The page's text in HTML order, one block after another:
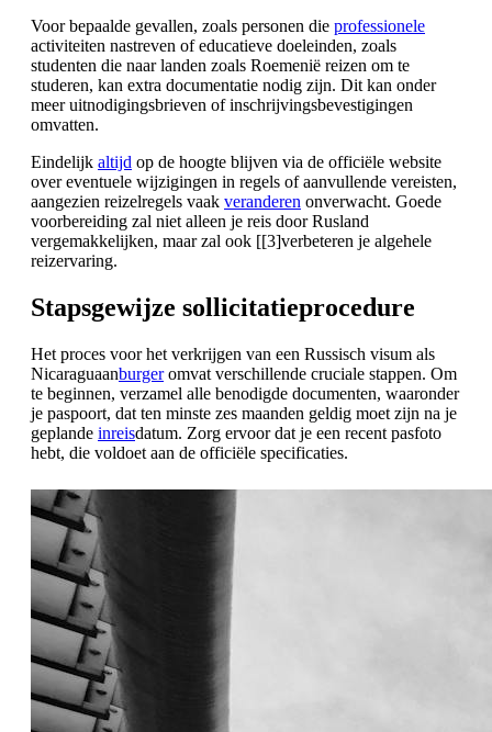
Voor bepaalde gevallen, zoals personen die professionele
activiteiten nastreven of educatieve doeleinden, zoals
studenten die naar landen zoals Roemenië reizen om te
studeren, kan extra documentatie nodig zijn. Dit kan onder
meer uitnodigingsbrieven of inschrijvingsbevestigingen
omvatten.
Eindelijk altijd op de hoogte blijven via de officiële website
over eventuele wijzigingen in regels of aanvullende vereisten,
aangezien reizelregels vaak veranderen onverwacht. Goede
voorbereiding zal niet alleen je reis door Rusland
vergemakkelijken, maar zal ook [[3]verbeteren je algehele
reizervaring.
Stapsgewijze sollicitatieprocedure
Het proces voor het verkrijgen van een Russisch visum als
Nicaraguaanburgeromvat verschillende cruciale stappen. Om
te beginnen, verzamel alle benodigde documenten, waaronder
je paspoort, dat ten minste zes maanden geldig moet zijn na je
geplande inreisdatum. Zorg ervoor dat je een recent pasfoto
hebt, die voldoet aan de officiële specificaties.